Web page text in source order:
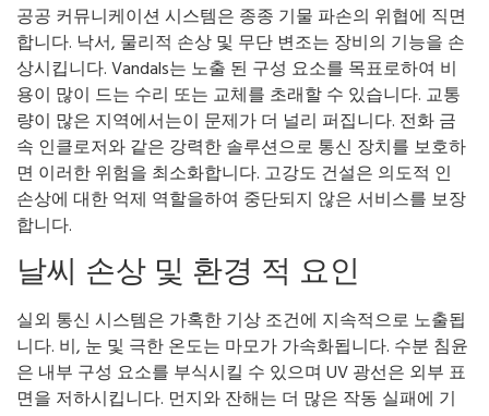
공공 커뮤니케이션 시스템은 종종 기물 파손의 위협에 직면
합니다. 낙서, 물리적 손상 및 무단 변조는 장비의 기능을 손
상시킵니다. Vandals는 노출 된 구성 요소를 목표로하여 비
용이 많이 드는 수리 또는 교체를 초래할 수 있습니다. 교통
량이 많은 지역에서는이 문제가 더 널리 퍼집니다. 전화 금
속 인클로저와 같은 강력한 솔루션으로 통신 장치를 보호하
면 이러한 위험을 최소화합니다. 고강도 건설은 의도적 인
손상에 대한 억제 역할을하여 중단되지 않은 서비스를 보장
합니다.
날씨 손상 및 환경 적 요인
실외 통신 시스템은 가혹한 기상 조건에 지속적으로 노출됩
니다. 비, 눈 및 극한 온도는 마모가 가속화됩니다. 수분 침윤
은 내부 구성 요소를 부식시킬 수 있으며 UV 광선은 외부 표
면을 저하시킵니다. 먼지와 잔해는 더 많은 작동 실패에 기